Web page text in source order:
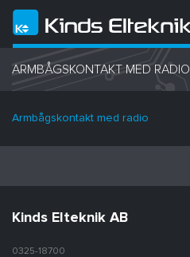
ARMBÅGSKONTAKT MED RADIO
Armbågskontakt med radio
Kinds Elteknik AB
0325-18700